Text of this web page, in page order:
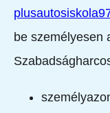
be személyesen